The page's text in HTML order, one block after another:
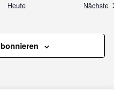
n
,
N
Heute Nächste